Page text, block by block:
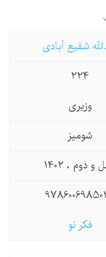
شفیع آبادی
224
وزیری
شومیز
، 1402
فکر نو